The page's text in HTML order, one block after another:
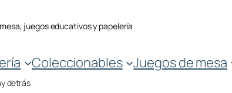
juegos educativos y papelería
Coleccionables Juegos de mesa
detrás